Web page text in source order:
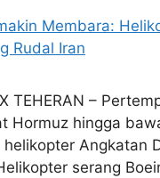
–
Hormuz hingga
Angkatan
serang